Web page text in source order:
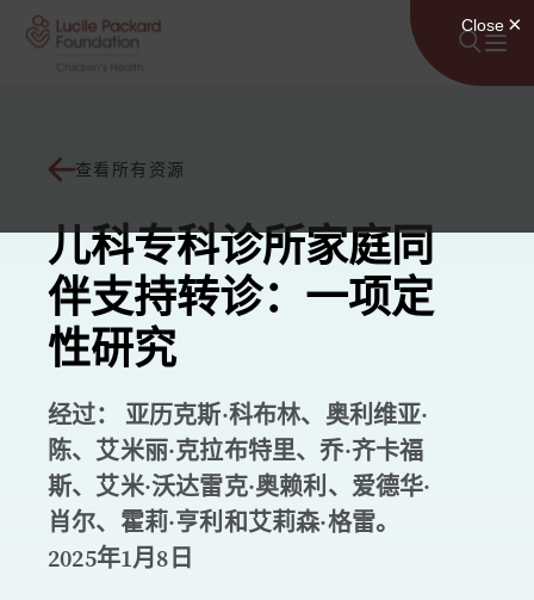
跳至内容
查看所有资源
儿科专科诊所家庭同
伴支持转诊：一项定
性研究
经过： 亚历克斯·科布林、奥利维亚·
陈、艾米丽·克拉布特里、乔·齐卡福
斯、艾米·沃达雷克·奥赖利、爱德华·
肖尔、霍莉·亨利和艾莉森·格雷。
2025年1月8日